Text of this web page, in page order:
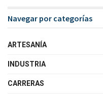
Navegar por categorías
ARTESANÍA
INDUSTRIA
CARRERAS